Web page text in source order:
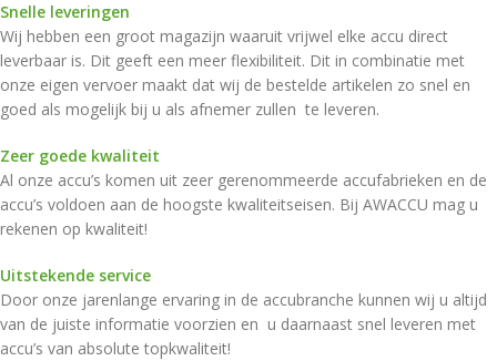
Snelle leveringen
Wij hebben een groot magazijn waaruit vrijwel elke accu direct
leverbaar is. Dit geeft een meer flexibiliteit. Dit in combinatie met
onze eigen vervoer maakt dat wij de bestelde artikelen zo snel en
goed als mogelijk bij u als afnemer zullen te leveren.
Zeer goede kwaliteit
Al onze accu’s komen uit zeer gerenommeerde accufabrieken en de
accu’s voldoen aan de hoogste kwaliteitseisen. Bij AWACCU mag u
rekenen op kwaliteit!
Uitstekende service
Door onze jarenlange ervaring in de accubranche kunnen wij u altijd
van de juiste informatie voorzien en u daarnaast snel leveren met
accu’s van absolute topkwaliteit!